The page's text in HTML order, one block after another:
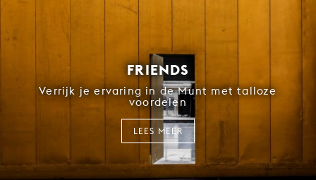
FRIENDS
Verrijk je ervaring in de Munt met talloze
voordelen
LEES MEER